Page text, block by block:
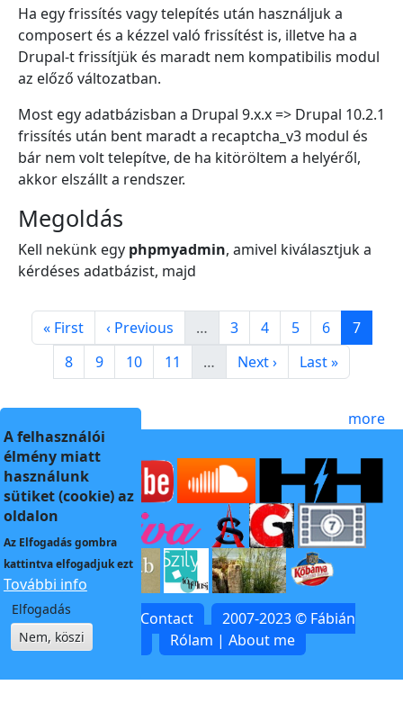
Ha egy frissítés vagy telepítés után használjuk a
composert és a kézzel való frissítést is, illetve ha a
Drupal-t frissítjük és maradt nem kompatibilis modul
az előző változatban.
Most egy adatbázisban a Drupal 9.x.x => Drupal 10.2.1
frissítés után bent maradt a recaptcha_v3 modul és
bár nem volt telepítve, de ha kitöröltem a helyéről,
akkor elszállt a rendszer.
Megoldás
Kell nekünk egy phpmyadmin, amivel kiválasztjuk a
kérdéses adatbázist, majd
Pagination
First page
« First Previous page
‹ Previous … Page
3 Page
4 Page
5 Page
6 Page
7
Page
8 Page
9 Page
10 Page
11 … Next page
Next › Last page
Last »
more
Kapcsolat | Contact
2007-2023 © Fábián
Rólam | About me
A felhasználói
élmény miatt
használunk
sütiket (cookie) az
oldalon
Az Elfogadásgombra
kattintva elfogadjuk ezt
További info
Elfogadás
Nem, köszi